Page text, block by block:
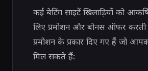
कई बेटिंग साइटें खिलाड़ियों को
लिए प्रमोशन और बोनस ऑफर
प्रमोशन के प्रकार दिए गए हैं जो
मिल सकते हैं: